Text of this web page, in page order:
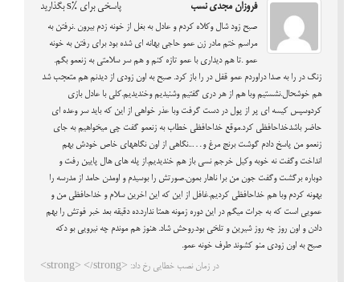
فروزان مجدی نسب پاسخی برای %s بگذارید
صبح زود شال وکلاه کردم و عادل به بغل از خونه زدم بیرون .نرفتن به
مراسم ختم مادر زن عمو حاجی بهانه ای شده بود برای رفتن به خونه
عمو .تا هم دیداری با عمو تازه کنم و هم سر سلامتی به زنعمو بگم.
زنگ در را به صدا دراوردم عمو قفل در را باز کرد. صبح به اون زودی از دیدنم هم متعجب شد
هم خوشحال.نشستیم وبا هم از هر دری گفتیم وشنیدیم وخندیدیم.کلی با عادل بازی
کردوسپس کیسه ای پر از پول در دست گرفت وبا عذر خواهی از این که باید سر وعده ای
حاضر باشدخداحافظی کرد.موقع خداحافظی خطاب به زنعمو گفت چی میخواهیم به جای
زنعمو من پاسخ دادم گوشت برنج مرغ و…..نگاهی از اون نگاههای خاص خودش بهم
انداخت وگفت نه خوبه وکیل خرجم نسی باز هم خندیدیم.از پله های هال پایین رفت و
دوباره برگشت وگفت جون من برا ناهار بمون.صورتش را بوسیدم و اومدن حامد از مدرسه را
بهونه کردم وبا هم خداحافظی کردیم.غافل از این که این اخرین سلام و خداحافظی من و
عمویی است که به جرات میگم در این دوره زمونه همتا ندارد.ده دقیقه بعد خبر فوتش را بهم
دادن و اون روز چه روز شیرین و تلخی بود.روحش شاد. هنوز هم موندم چه نیرویی بو دکه
صبح به اون زودی منو کشوند طرف خونه عمو.
در زمان نصب خطایی رخ داد: <strong> </strong>